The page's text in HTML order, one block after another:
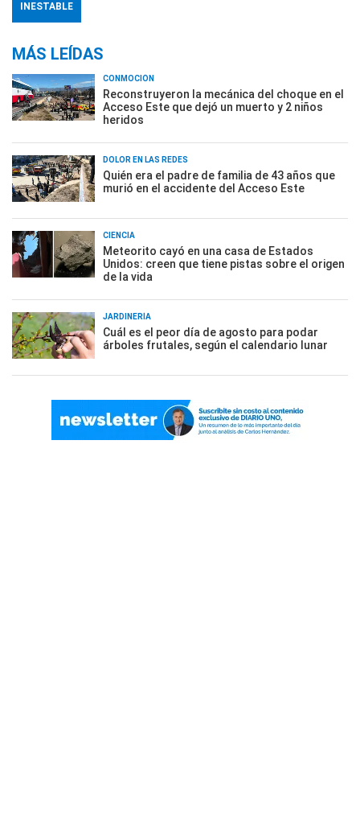
INESTABLE
MÁS LEÍDAS
CONMOCIÓN
Reconstruyeron la mecánica del choque en el
Acceso Este que dejó un muerto y 2 niños
heridos
DOLOR EN LAS REDES
Quién era el padre de familia de 43 años que
murió en el accidente del Acceso Este
CIENCIA
Meteorito cayó en una casa de Estados
Unidos: creen que tiene pistas sobre el origen
de la vida
JARDINERÍA
Cuál es el peor día de agosto para podar
árboles frutales, según el calendario lunar